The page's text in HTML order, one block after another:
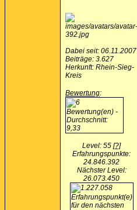
Dabei seit: 06.11.2007
Beiträge: 3.627
Herkunft: Rhein-Sieg-
Kreis
Bewertung:
Level: 55 [?]
Erfahrungspunkte:
24.846.392
Nächster Level:
26.073.450